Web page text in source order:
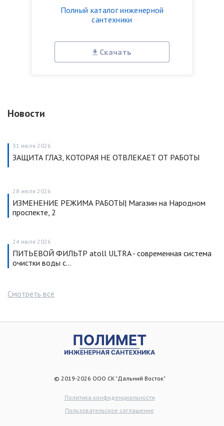
Полный каталог инженерной
сантехники
Скачать
Новости
31 июля 2026
ЗАЩИТА ГЛАЗ, КОТОРАЯ НЕ ОТВЛЕКАЕТ ОТ РАБОТЫ
28 июля 2026
ИЗМЕНЕНИЕ РЕЖИМА РАБОТЫ| Магазин на Народном
проспекте, 2
24 июля 2026
ПИТЬЕВОЙ ФИЛЬТР atoll ULTRA - современная система
очистки воды с…
Смотреть все
© 2019-2026 ООО СК "Дальний Восток"
Политика конфиденциальности
Пользовательское соглашение